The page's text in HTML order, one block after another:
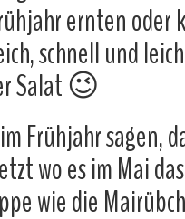
ernten oder
schnell und
Salat 😉
Frühjahr sagen,
wo es im Mai
wie die